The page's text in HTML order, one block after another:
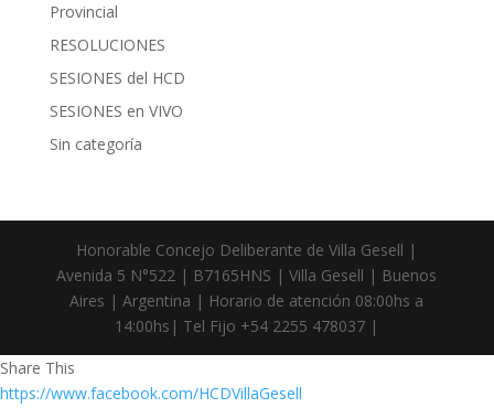
Provincial
RESOLUCIONES
SESIONES del HCD
SESIONES en VIVO
Sin categoría
Honorable Concejo Deliberante de Villa Gesell |
Avenida 5 N°522 | B7165HNS | Villa Gesell | Buenos
Aires | Argentina | Horario de atención 08:00hs a
14:00hs| Tel Fijo +54 2255 478037 |
Share This
https://www.facebook.com/HCDVillaGesell